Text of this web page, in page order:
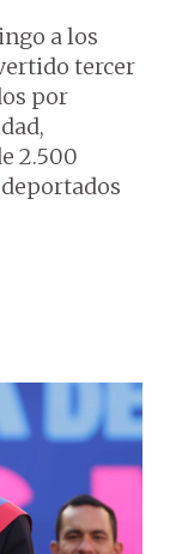
a los
tercer
por
2.500